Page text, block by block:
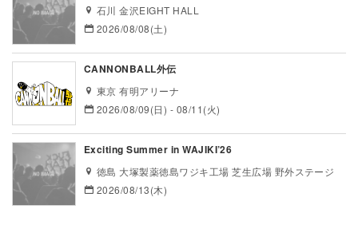
石川 金沢EIGHT HALL
2026/08/08(土)
CANNONBALL外伝
東京 有明アリーナ
2026/08/09(日) - 08/11(火)
Exciting Summer in WAJIKI’26
徳島 大塚製薬徳島ワジキ工場 芝生広場 野外ステージ
2026/08/13(木)